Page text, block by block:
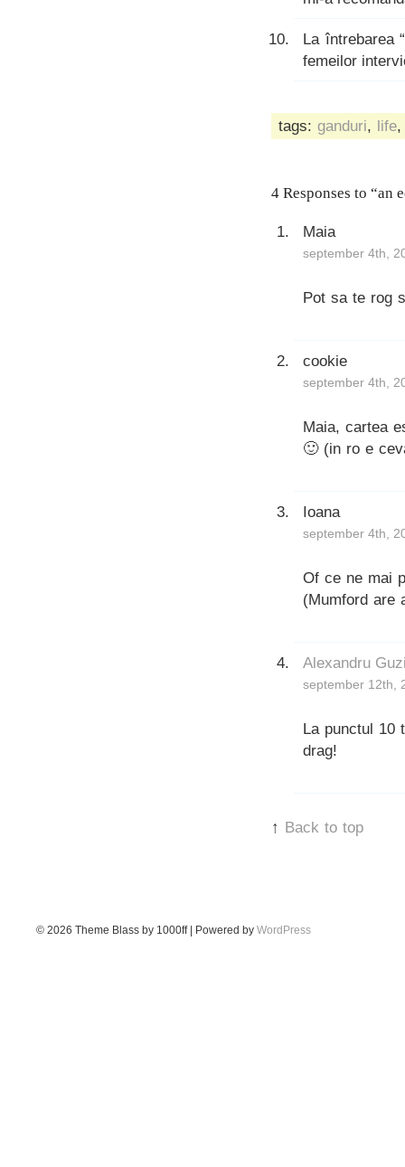
La întrebarea
femeilor
tags: ganduri, life
4 Responses to “an
Maia
september 4th,
Pot sa te rog
cookie
september 4th,
Maia, cartea
🙂 (in ro e
Ioana
september 4th,
Of ce ne mai
(Mumford are
Alexandru
september 12th,
La punctul 10
drag!
↑ Back to top
© 2026 Theme Blass by 1000ff | Powered by WordPress